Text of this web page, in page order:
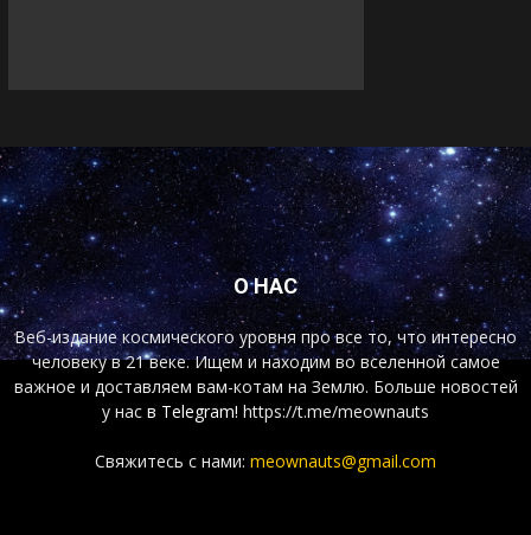
О НАС
Веб-издание космического уровня про все то, что интересно
человеку в 21 веке. Ищем и находим во вселенной самое
важное и доставляем вам-котам на Землю. Больше новостей
у нас в Telegram! https://t.me/meownauts
Свяжитесь с нами: meownauts@gmail.com